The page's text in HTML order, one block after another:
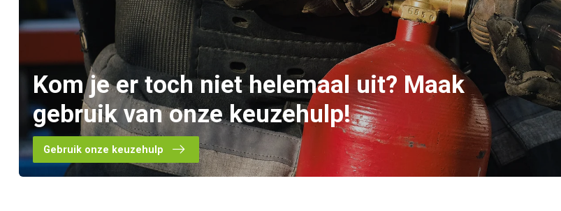
Kom je er toch niet helemaal uit? Maak
gebruik van onze keuzehulp!
Gebruik onze keuzehulp